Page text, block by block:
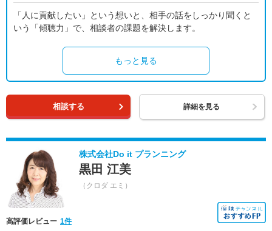
「人に貢献したい」という想いと、相手の話をしっかり聞くと
いう「傾聴力」で、相談者の課題を解決します。
もっと見る
相談する 詳細を見る
株式会社Do it プランニング
黒田 江美
（クロダ エミ）
高評価レビュー 1件